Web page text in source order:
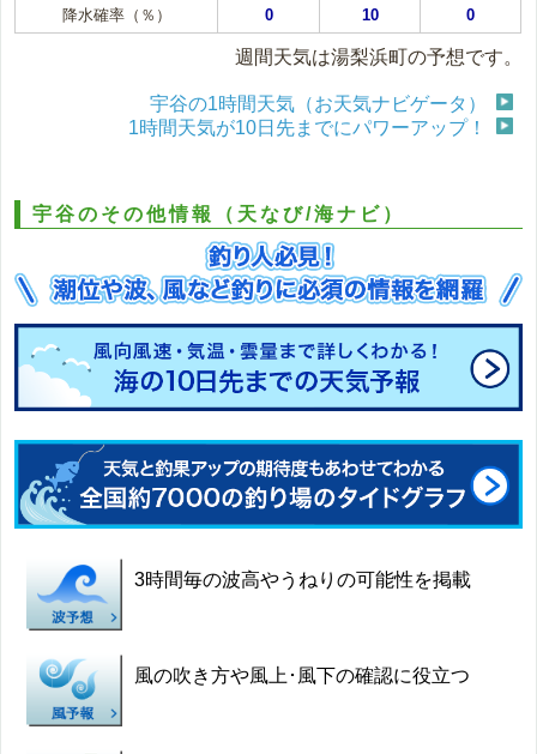
降水確率（％）
0 10 0
週間天気は湯梨浜町の予想です。
宇谷の1時間天気（お天気ナビゲータ）
1時間天気が10日先までにパワーアップ！
宇谷のその他情報（天なび/海ナビ）
3時間毎の波高やうねりの可能性を掲載
風の吹き方や風上･風下の確認に役立つ